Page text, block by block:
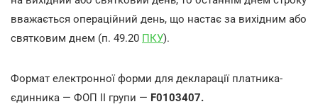
вважається операційний день, що настає за вихідним або
святковим днем (п. 49.20 ПКУ).
Формат електронної форми для декларації платника-
єдинника — ФОП ІІ групи — F0103407.